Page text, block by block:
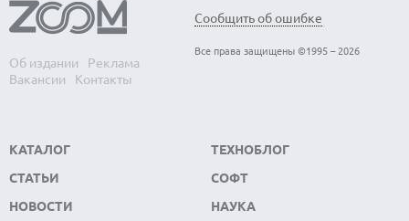
Об издании
Реклама
Вакансии
Контакты
Сообщить об ошибке
Все права защищены ©1995 – 2026
КАТАЛОГ
СТАТЬИ
НОВОСТИ
ТЕХНОБЛОГ
СОФТ
НАУКА